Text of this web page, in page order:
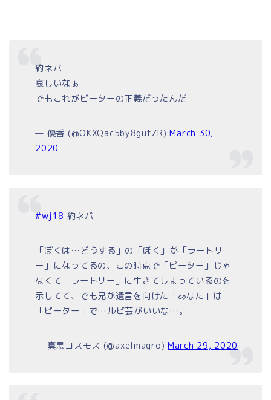
約ネバ
哀しいなぁ
でもこれがピーターの正義だったんだ
— 優香 (@OKXQac5by8gutZR)March 30,
2020
#wj18 約ネバ
「ぼくは…どうする」の「ぼく」が「ラートリ
ー」になってるの、この時点で「ピーター」じゃ
なくて「ラートリー」に生きてしまっているのを
示してて、でも兄が遺言を向けた「あなた」は
「ピーター」で…ルビ芸がいいな…。
— 真黒コスモス (@axelmagro)March 29, 2020